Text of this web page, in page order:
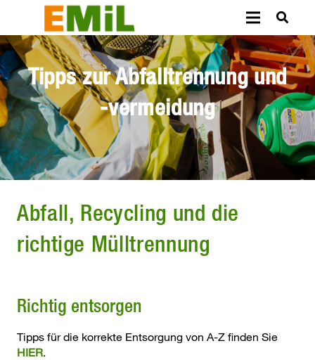
Tipps zur Abfalltrennung und
-vermeidung
Abfall, Recycling und die
richtige Mülltrennung
Richtig entsorgen
Tipps für die korrekte Entsorgung von A-Z finden Sie
HIER.